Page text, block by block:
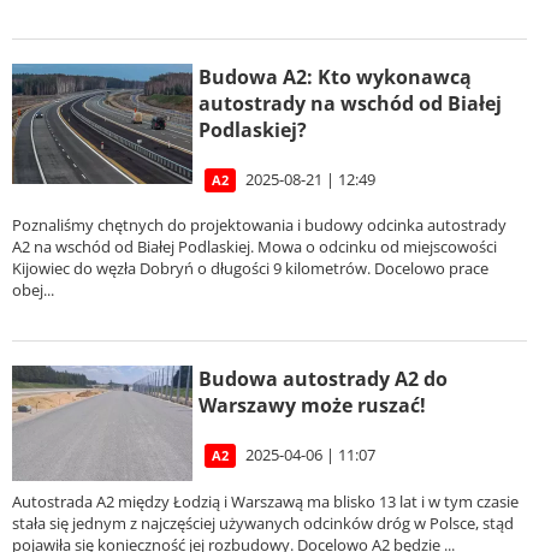
Budowa A2: Kto wykonawcą
autostrady na wschód od Białej
Podlaskiej?
A2 2025-08-21 | 12:49
Poznaliśmy chętnych do projektowania i budowy odcinka autostrady
A2 na wschód od Białej Podlaskiej. Mowa o odcinku od miejscowości
Kijowiec do węzła Dobryń o długości 9 kilometrów. Docelowo prace
obej...
Budowa autostrady A2 do
Warszawy może ruszać!
A2 2025-04-06 | 11:07
Autostrada A2 między Łodzią i Warszawą ma blisko 13 lat i w tym czasie
stała się jednym z najczęściej używanych odcinków dróg w Polsce, stąd
pojawiła się konieczność jej rozbudowy. Docelowo A2 będzie ...